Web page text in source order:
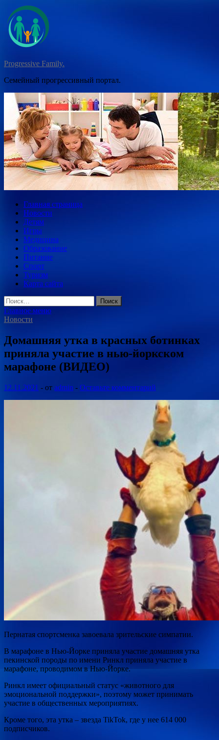
Перейти
содержимому
Progressive Family.
Семейный прогрессивный портал.
Главная страница
Новости
Детям
Игры
Медицина
Образование
Питание
Спорт
Туризм
Карта сайта
Найти:
Главное меню
Новости
Домашняя утка в красных ботинках
приняла участие в нью-йоркском
марафоне (ВИДЕО)
12.11.2021 - от admin - Оставьте комментарий
Пернатая спортсменка завоевала зрительские симпатии.
В марафоне в Нью-Йорке приняла участие домашняя утка
пекинской породы по имени Ринкл приняла участие в
марафоне, проводимом в Нью-Йорке.
Ринкл имеет официальный статус «животного для
эмоциональной поддержки», поэтому может принимать
участие в общественных мероприятиях.
Кроме того, эта утка – звезда TikTok, где у нее 614 000
подписчиков.